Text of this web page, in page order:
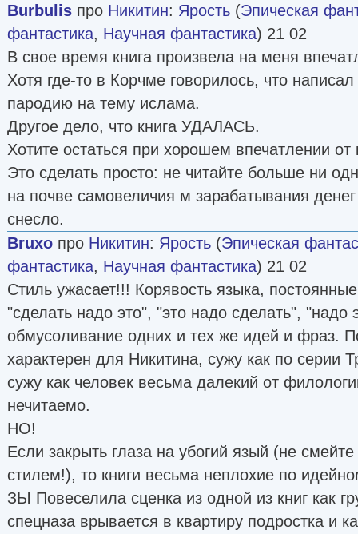
Burbulis про Никитин: Ярость (Эпическая
фантастика, Научная фантастика) 21 02
В свое время книга произвела на меня
Хотя где-то в Корчме говорилось, что
пародию на тему ислама.
Другое дело, что книга УДАЛАСЬ.
Хотите остаться при хорошем впечатлении от
Это сделать просто: не читайте больше ни
на почве самовеличия м зарабатывания
снесло.
Bruxo про Никитин: Ярость (Эпическая
фантастика, Научная фантастика) 21 02
Стиль ужасает!!! Корявость языка,
"сделать надо это", "это надо сделать", "надо
обмусоливание одних и тех же идей и фраз.
характерен для Никитина, сужу как по серии
сужу как человек весьма далекий от
нечитаемо.
НО!
Если закрыть глаза на убогий язый (не
стилем!), то книги весьма неплохие по
ЗЫ Повеселила сценка из одной из книг как
спецназа врывается в квартиру подростка и